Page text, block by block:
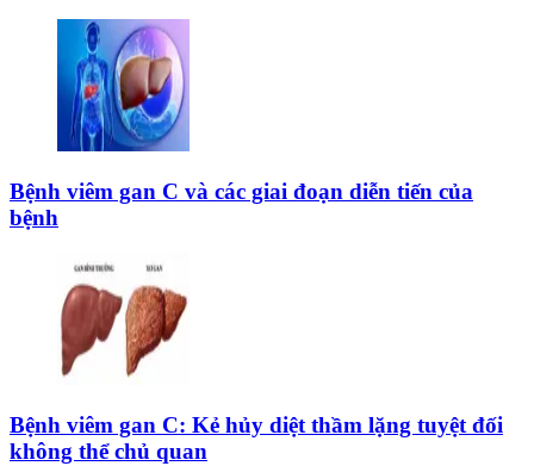
Bệnh viêm gan C và các giai đoạn diễn tiến của
bệnh
Bệnh viêm gan C: Kẻ hủy diệt thầm lặng tuyệt đối
không thể chủ quan